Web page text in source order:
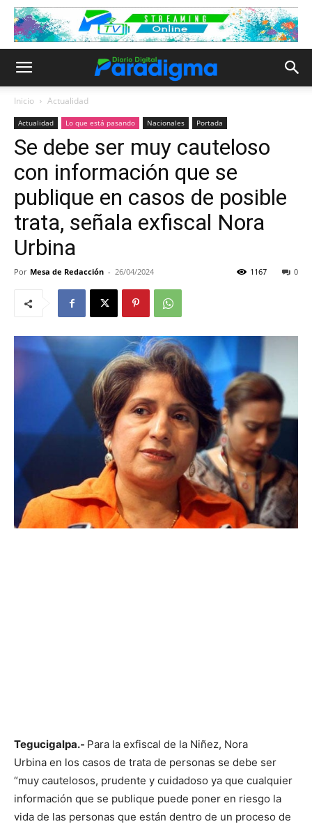
Inicio Actualidad
Actualidad Lo que está pasando Nacionales Portada
Se debe ser muy cauteloso
con información que se
publique en casos de posible
trata, señala exfiscal Nora
Urbina
Por Mesa de Redacción - 26/04/2024 0
1167
Tegucigalpa.- Para la exfiscal de la Niñez, Nora
Urbina en los casos de trata de personas se debe ser
“muy cautelosos, prudente y cuidadoso ya que cualquier
información que se publique puede poner en riesgo la
vida de las personas que están dentro de un proceso de